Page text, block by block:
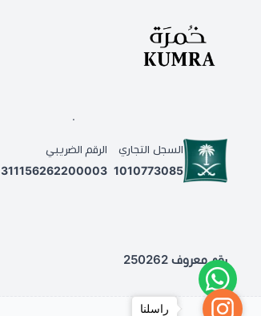
.
السجل التجاري
1010773085
الرقم الضريبي
311156262200003
رقم معروف 250262
راسلنا